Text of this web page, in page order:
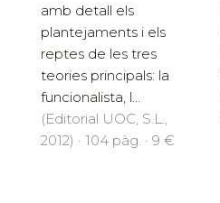
amb detall els
plantejaments i els
reptes de les tres
teories principals: la
funcionalista, l...
(Editorial UOC, S.L.,
2012) · 104 pàg. · 9 €